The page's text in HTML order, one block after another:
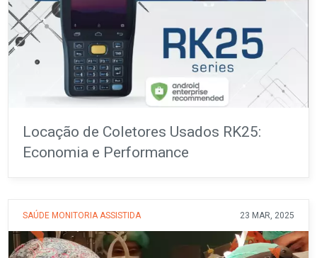
Locação de Coletores Usados RK25:
Economia e Performance
SAÚDE MONITORIA ASSISTIDA 23 MAR, 2025